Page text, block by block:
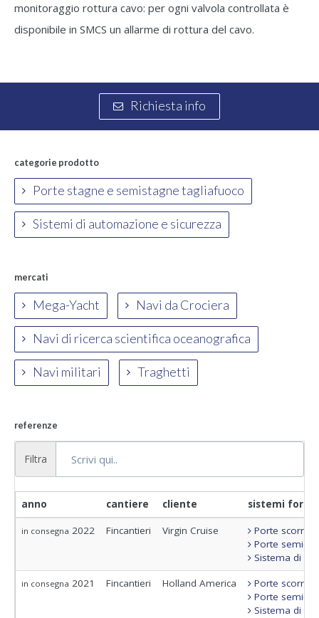
monitoraggio rottura cavo: per ogni valvola controllata è
disponibile in SMCS un allarme di rottura del cavo.
Richiesta info
categorie prodotto
Porte stagne e semistagne tagliafuoco
Sistemi di automazione e sicurezza
mercati
Mega-Yacht Navi da Crociera
Navi di ricerca scientifica oceanografica
Navi militari Traghetti
referenze
Filtra
anno cantiere cliente sistemi
in consegna 2022 Fincantieri Virgin Cruise
Porte
Porte semi-
Sistema di
in consegna 2021 Fincantieri Holland America
Porte
Porte semi-
Sistema di